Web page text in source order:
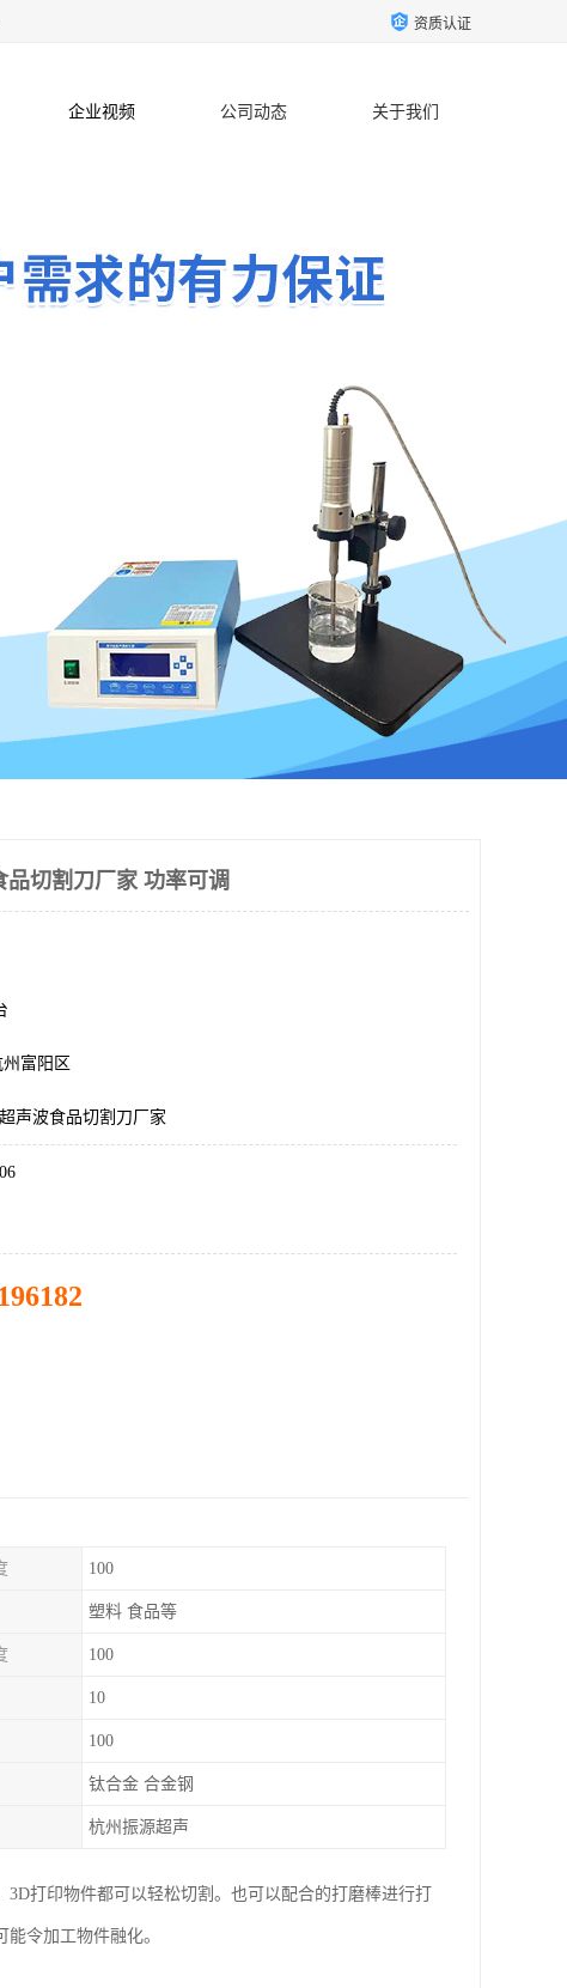
资质认证
企业视频 公司动态 关于我们
切割刀厂家 功率可调
富阳区
声波食品切割刀厂家
100
塑料 食品等
100
10
100
钛合金 合金钢
杭州振源超声
打印物件都可以轻松切割。也可以配合的打磨棒进行打
令加工物件融化。